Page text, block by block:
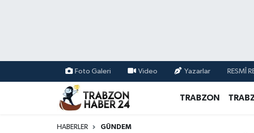
Foto Galeri Video Yazarlar RESMÎ
TRABZON
HABERLER GÜNDEM
Hava Durumu
Namaz Vakitleri
Trafik Durumu